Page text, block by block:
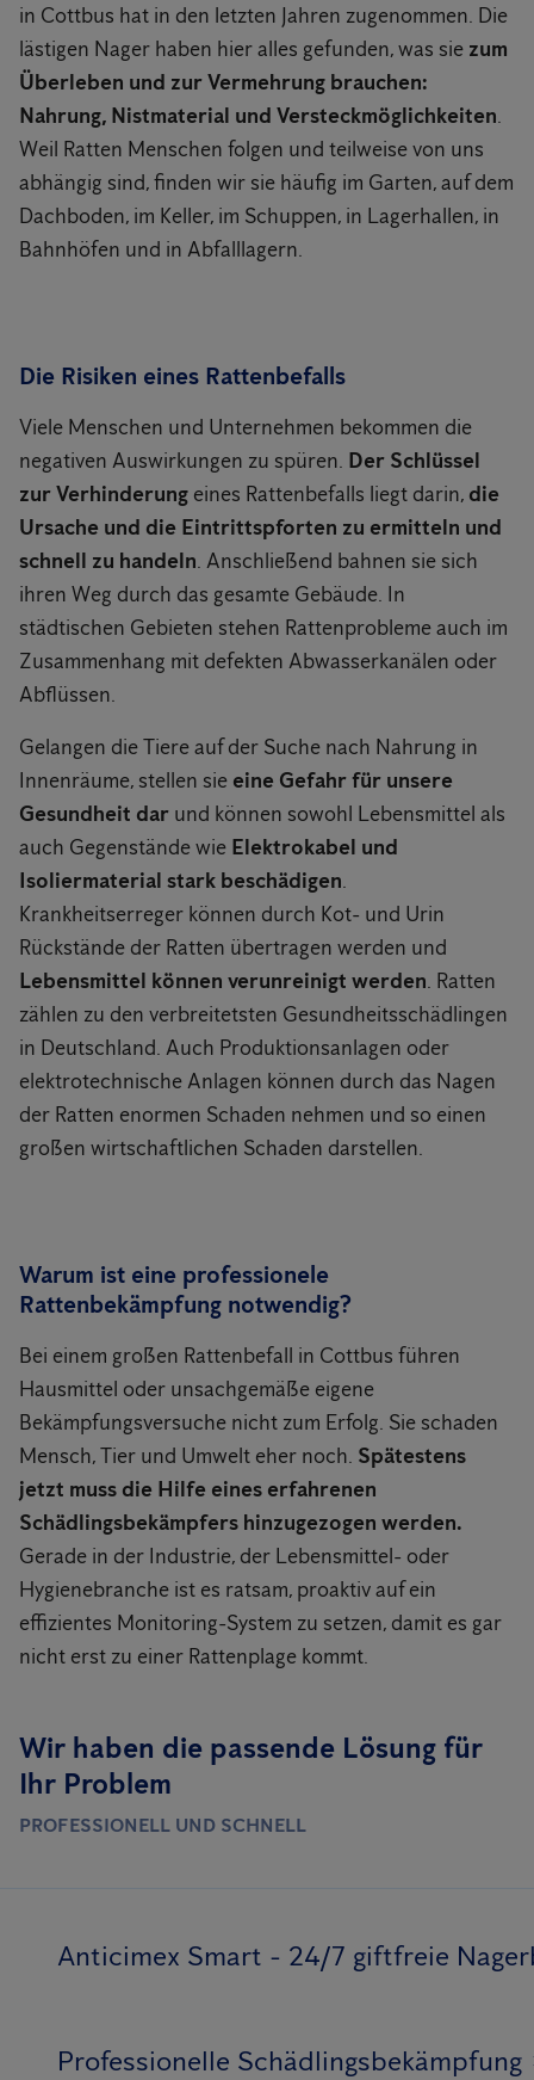
in Cottbus hat in den letzten Jahren zugenommen. Die
lästigen Nager haben hier alles gefunden, was sie zum
Überleben und zur Vermehrung brauchen:
Nahrung, Nistmaterial und Versteckmöglichkeiten.
Weil Ratten Menschen folgen und teilweise von uns
abhängig sind, finden wir sie häufig im Garten, auf dem
Dachboden, im Keller, im Schuppen, in Lagerhallen, in
Bahnhöfen und in Abfalllagern.
Die Risiken eines Rattenbefalls
Viele Menschen und Unternehmen bekommen die
negativen Auswirkungen zu spüren. Der Schlüssel
zur Verhinderung eines Rattenbefalls liegt darin, die
Ursache und die Eintrittspforten zu ermitteln und
schnell zu handeln. Anschließend bahnen sie sich
ihren Weg durch das gesamte Gebäude. In
städtischen Gebieten stehen Rattenprobleme auch im
Zusammenhang mit defekten Abwasserkanälen oder
Abflüssen.
Gelangen die Tiere auf der Suche nach Nahrung in
Innenräume, stellen sie eine Gefahr für unsere
Gesundheit dar und können sowohl Lebensmittel als
auch Gegenstände wie Elektrokabel und
Isoliermaterial stark beschädigen.
Krankheitserreger können durch Kot- und Urin
Rückstände der Ratten übertragen werden und
Lebensmittel können verunreinigt werden. Ratten
zählen zu den verbreitetsten Gesundheitsschädlingen
in Deutschland. Auch Produktionsanlagen oder
elektrotechnische Anlagen können durch das Nagen
der Ratten enormen Schaden nehmen und so einen
großen wirtschaftlichen Schaden darstellen.
Warum ist eine professionele
Rattenbekämpfung notwendig?
Bei einem großen Rattenbefall in Cottbus führen
Hausmittel oder unsachgemäße eigene
Bekämpfungsversuche nicht zum Erfolg. Sie schaden
Mensch, Tier und Umwelt eher noch. Spätestens
jetzt muss die Hilfe eines erfahrenen
Schädlingsbekämpfers hinzugezogen werden.
Gerade in der Industrie, der Lebensmittel- oder
Hygienebranche ist es ratsam, proaktiv auf ein
effizientes Monitoring-System zu setzen, damit es gar
nicht erst zu einer Rattenplage kommt.
Wir haben die passende Lösung für
Ihr Problem
PROFESSIONELL UND SCHNELL
Anticimex Smart - 24/7 giftfreie
Professionelle Schädlingsbekämpfung